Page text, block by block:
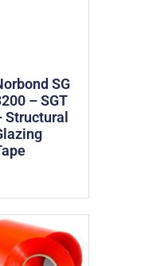
SG
– SGT
Structural